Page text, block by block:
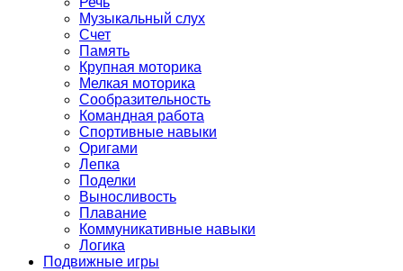
Музыкальный слух
Счет
Память
Крупная моторика
Мелкая моторика
Сообразительность
Командная работа
Спортивные навыки
Оригами
Лепка
Поделки
Выносливость
Плавание
Коммуникативные навыки
Логика
Подвижные игры